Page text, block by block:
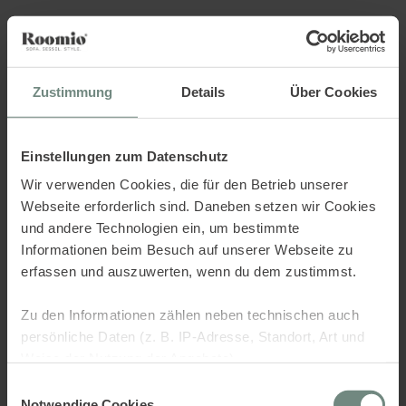
Zustimmung Details Über Cookies
Einstellungen zum Datenschutz
Wir verwenden Cookies, die für den Betrieb unserer
Webseite erforderlich sind. Daneben setzen wir Cookies
und andere Technologien ein, um bestimmte
Informationen beim Besuch auf unserer Webseite zu
erfassen und auszuwerten, wenn du dem zustimmst.
Zu den Informationen zählen neben technischen auch
persönliche Daten (z. B. IP-Adresse, Standort, Art und
Dies dient verschiedenen Zwecken: Statistik Cookies
Sorry.. there was an error,
check the console.